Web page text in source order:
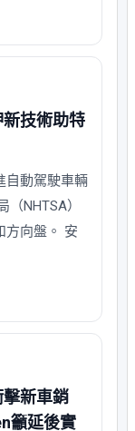
技術助特
自動駕駛車輛
NHTSA）
方向盤。 安
新車銷
籲延後實